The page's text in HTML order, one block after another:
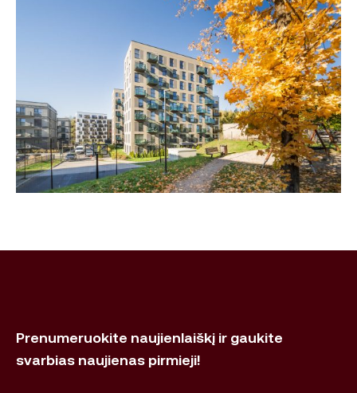
Prenumeruokite naujienlaiškį ir gaukite
svarbias naujienas pirmieji!